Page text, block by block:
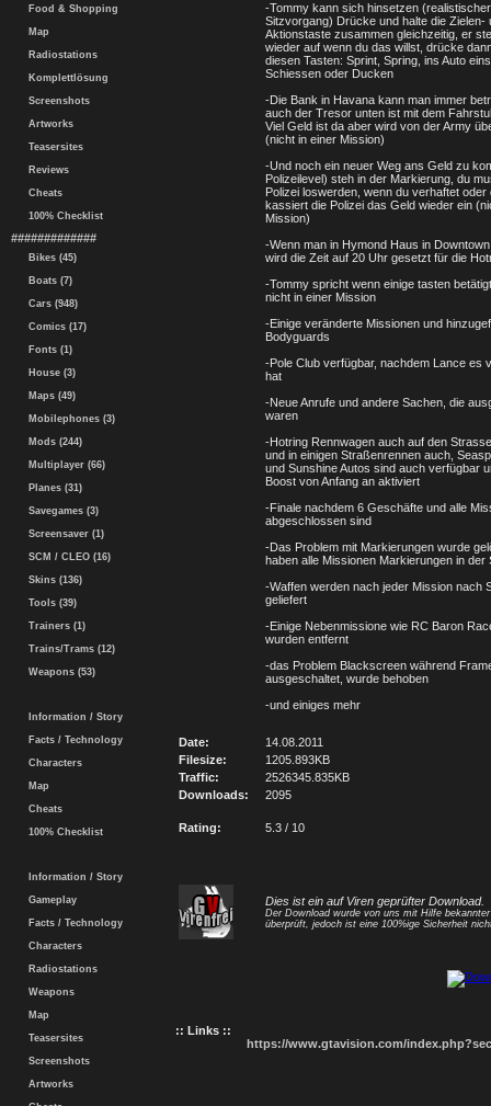
Food & Shopping
Map
Radiostations
Komplettlösung
Screenshots
Artworks
Teasersites
Reviews
Cheats
100% Checklist
#############
Bikes (45)
Boats (7)
Cars (948)
Comics (17)
Fonts (1)
House (3)
Maps (49)
Mobilephones (3)
Mods (244)
Multiplayer (66)
Planes (31)
Savegames (3)
Screensaver (1)
SCM / CLEO (16)
Skins (136)
Tools (39)
Trainers (1)
Trains/Trams (12)
Weapons (53)
Information / Story
Facts / Technology
Characters
Map
Cheats
100% Checklist
Information / Story
Gameplay
Facts / Technology
Characters
Radiostations
Weapons
Map
Teasersites
Screenshots
Artworks
-Tommy kann sich hinsetzen
Sitzvorgang) Drücke und halte die Zielen-
Aktionstaste zusammen gleichzeitig, er
wieder auf wenn du das willst, drücke
diesen Tasten: Sprint, Spring, ins Auto
Schiessen oder Ducken
-Die Bank in Havana kann man immer
auch der Tresor unten ist mit dem
Viel Geld ist da aber wird von der Army
(nicht in einer Mission)
-Und noch ein neuer Weg ans Geld zu
Polizeilevel) steh in der Markierung, du
Polizei loswerden, wenn du verhaftet oder
kassiert die Polizei das Geld wieder ein
Mission)
-Wenn man in Hymond Haus in
wird die Zeit auf 20 Uhr gesetzt für die
-Tommy spricht wenn einige tasten
nicht in einer Mission
-Einige veränderte Missionen und
Bodyguards
-Pole Club verfügbar, nachdem Lance es
hat
-Neue Anrufe und andere Sachen, die
waren
-Hotring Rennwagen auch auf den
und in einigen Straßenrennen auch,
und Sunshine Autos sind auch verfügbar
Boost von Anfang an aktiviert
-Finale nachdem 6 Geschäfte und alle
abgeschlossen sind
-Das Problem mit Markierungen wurde
haben alle Missionen Markierungen in der
-Waffen werden nach jeder Mission nach
geliefert
-Einige Nebenmissione wie RC Baron
wurden entfernt
-das Problem Blackscreen während
ausgeschaltet, wurde behoben
-und einiges mehr
Date:
14.08.2011
Filesize:
1205.893KB
Traffic:
2526345.835KB
Downloads:
2095
Rating: 5.3 / 10
Dies ist ein auf Viren geprüfter Download.
Der Download wurde von uns mit Hilfe
überprüft, jedoch ist eine 100%ige Sicherheit
:: Links ::
https://www.gtavision.com/